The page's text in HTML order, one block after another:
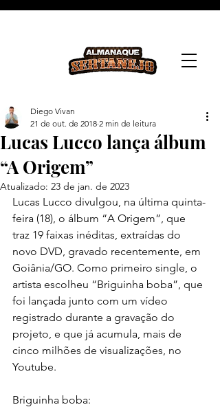
Lucas Lucco lança álbum
“A Origem”
Diego Vivan
21 de out. de 2018 2 min de leitura
Atualizado: 23 de jan. de 2023
Lucas Lucco divulgou, na última quinta-
feira (18), o álbum “A Origem”, que
traz 19 faixas inéditas, extraídas do
novo DVD, gravado recentemente, em
Goiânia/GO. Como primeiro single, o
artista escolheu “Briguinha boba”, que
foi lançada junto com um vídeo
registrado durante a gravação do
projeto, e que já acumula, mais de
cinco milhões de visualizações, no
Youtube.
Briguinha boba: